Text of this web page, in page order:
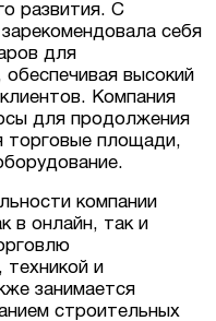
развития. С
себя
для
высокий
Компания
для продолжения
торговые площади,
компании
в онлайн, так и
техникой и
занимается
строительных